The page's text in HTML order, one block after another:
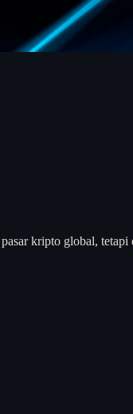
kripto global,